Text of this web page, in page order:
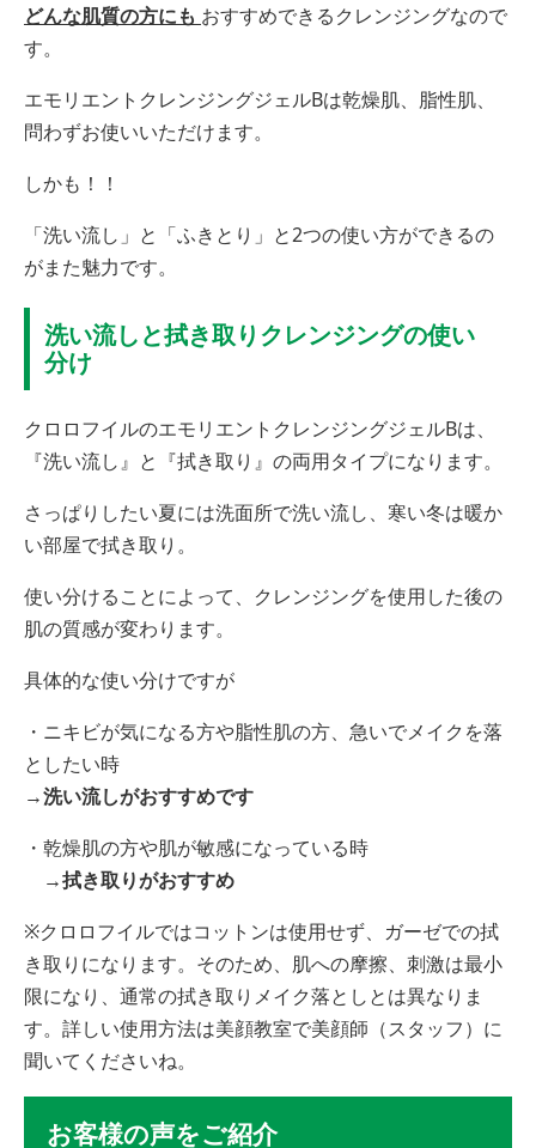
どんな肌質の方にも おすすめできるクレンジングなので
す。
エモリエントクレンジングジェルBは乾燥肌、脂性肌、
問わずお使いいただけます。
しかも！！
「洗い流し」と「ふきとり」と2つの使い方ができるの
がまた魅力です。
洗い流しと拭き取りクレンジングの使い
分け
クロロフイルのエモリエントクレンジングジェルBは、
『洗い流し』と『拭き取り』の両用タイプになります。
さっぱりしたい夏には洗面所で洗い流し、寒い冬は暖か
い部屋で拭き取り。
使い分けることによって、クレンジングを使用した後の
肌の質感が変わります。
具体的な使い分けですが
・ニキビが気になる方や脂性肌の方、急いでメイクを落
としたい時
→洗い流しがおすすめです
・乾燥肌の方や肌が敏感になっている時
→拭き取りがおすすめ
※クロロフイルではコットンは使用せず、ガーゼでの拭
き取りになります。そのため、肌への摩擦、刺激は最小
限になり、通常の拭き取りメイク落としとは異なりま
す。詳しい使用方法は美顔教室で美顔師（スタッフ）に
聞いてくださいね。
お客様の声をご紹介